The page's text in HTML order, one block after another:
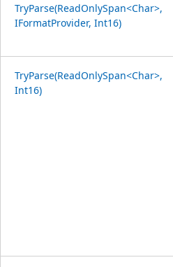
TryParse(ReadOnlySpan<Char>,
IFormatProvider, Int16)
TryParse(ReadOnlySpan<Char>,
Int16)